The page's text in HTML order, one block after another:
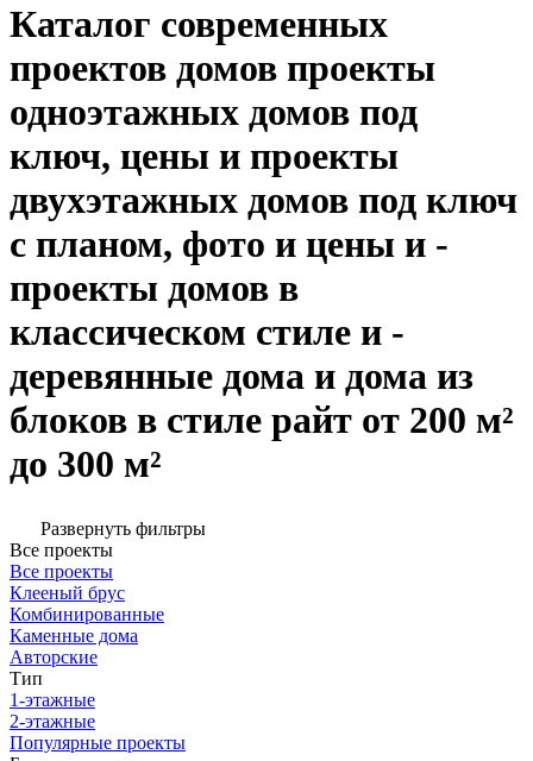
Каталог современных
проектов домов проекты
одноэтажных домов под
ключ, цены и проекты
двухэтажных домов под ключ
с планом, фото и цены и -
проекты домов в
классическом стиле и -
деревянные дома и дома из
блоков в стиле райт от 200 м²
до 300 м²
Развернуть фильтры
Все проекты
Все проекты
Клееный брус
Комбинированные
Каменные дома
Авторские
Тип
1-этажные
2-этажные
Популярные проекты